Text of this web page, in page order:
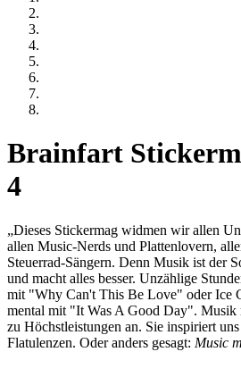
Brainfart
4
„Dieses Stickermag widmen wir allen
allen Music-Nerds und Plattenlovern,
Steuerrad-Sängern. Denn Musik ist der
und macht alles besser. Unzählige
mit "Why Can't This Be Love" oder Ice
mental mit "It Was A Good Day". Musik
zu Höchstleistungen an. Sie inspiriert
Flatulenzen. Oder anders gesagt: Music